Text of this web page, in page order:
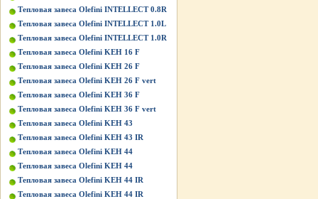
Тепловая завеса Olefini INTELLECT 0.8R
Тепловая завеса Olefini INTELLECT 1.0L
Тепловая завеса Olefini INTELLECT 1.0R
Тепловая завеса Olefini KEH 16 F
Тепловая завеса Olefini KEH 26 F
Тепловая завеса Olefini KEH 26 F vert
Тепловая завеса Olefini KEH 36 F
Тепловая завеса Olefini KEH 36 F vert
Тепловая завеса Olefini KEH 43
Тепловая завеса Olefini KEH 43 IR
Тепловая завеса Olefini KEH 44
Тепловая завеса Olefini KEH 44
Тепловая завеса Olefini KEH 44 IR
Тепловая завеса Olefini KEH 44 IR